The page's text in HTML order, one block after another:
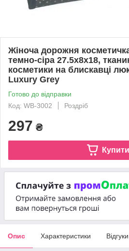
Жіноча дорожня
темно-сіра 27.5x8x18,
косметики на блискавці
Luxury Grey
Готово до відправки
Код: WB-3002
Роздріб
297 ₴
Купити
Опис Характеристики